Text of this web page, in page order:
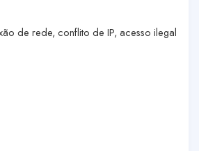
de rede, conflito de IP, acesso ilegal